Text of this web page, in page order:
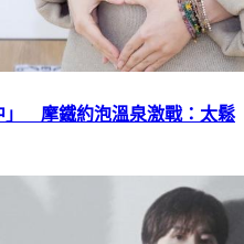
」 摩鐵約泡溫泉激戰：太鬆